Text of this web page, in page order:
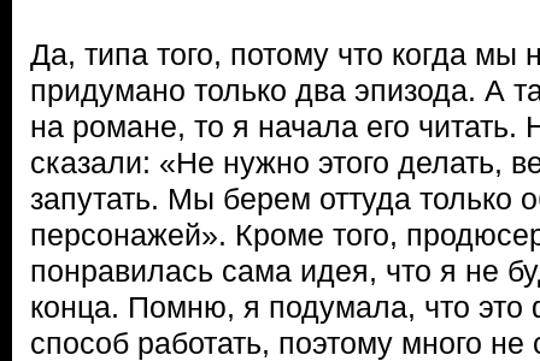
Да, типа того, потому что когда мы
придумано только два эпизода. А
на романе, то я начала его читать.
сказали: «Не нужно этого делать,
запутать. Мы берем оттуда только
персонажей». Кроме того,
понравилась сама идея, что я не
конца. Помню, я подумала, что это
способ работать, поэтому много